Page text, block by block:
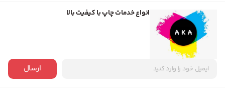
انواع خدمات چاپ با کیفیت بالا
ارسال